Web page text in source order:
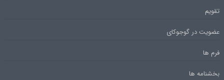
تقویم
عضویت در گوجوکای
فرم ها
بخشنامه ها